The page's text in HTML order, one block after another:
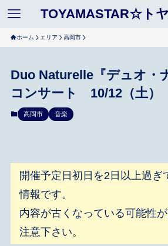
TOYAMASTAR☆ト
ホーム エリア 高岡市
Duo Naturelle『デュオ・
コンサート 10/12（土）
高岡市 音楽
開催予定日初日を2日以上過ぎ
情報です。
内容が古くなっている可能性
注意下さい。